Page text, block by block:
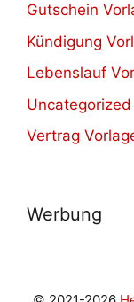
Gutschein
Kündigung
Lebenslauf
Vertrag
Werbung